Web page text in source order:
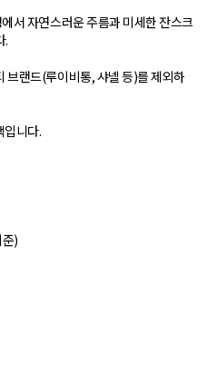
서 자연스러운 주름과 미세한 잔스크
.
브랜드(루이비통, 샤넬 등)를 제외하
입니다.
)